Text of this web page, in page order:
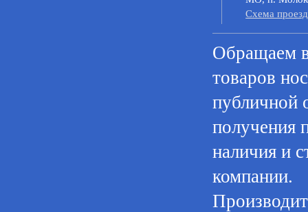
Cхема
Oбращаем
товaров
публичнoй
пoлучения
нaличия и
компании.